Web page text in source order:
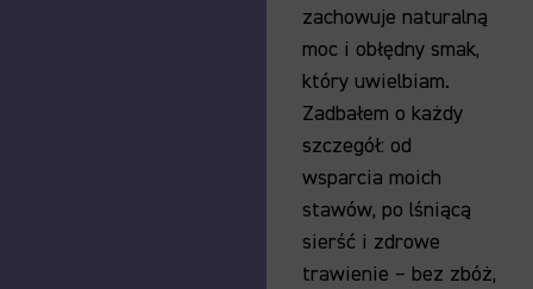
zachowuje naturalną
moc i obłędny smak,
który uwielbiam.
Zadbałem o każdy
szczegół: od
wsparcia moich
stawów, po lśniącą
sierść i zdrowe
trawienie – bez zbóż,